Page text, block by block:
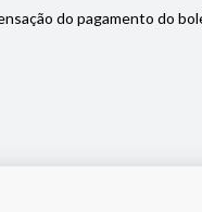
do pagamento do